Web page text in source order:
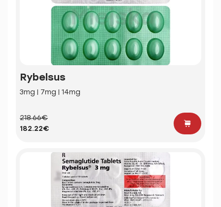
Rybelsus
3mg | 7mg | 14mg
218.66€
182.22€